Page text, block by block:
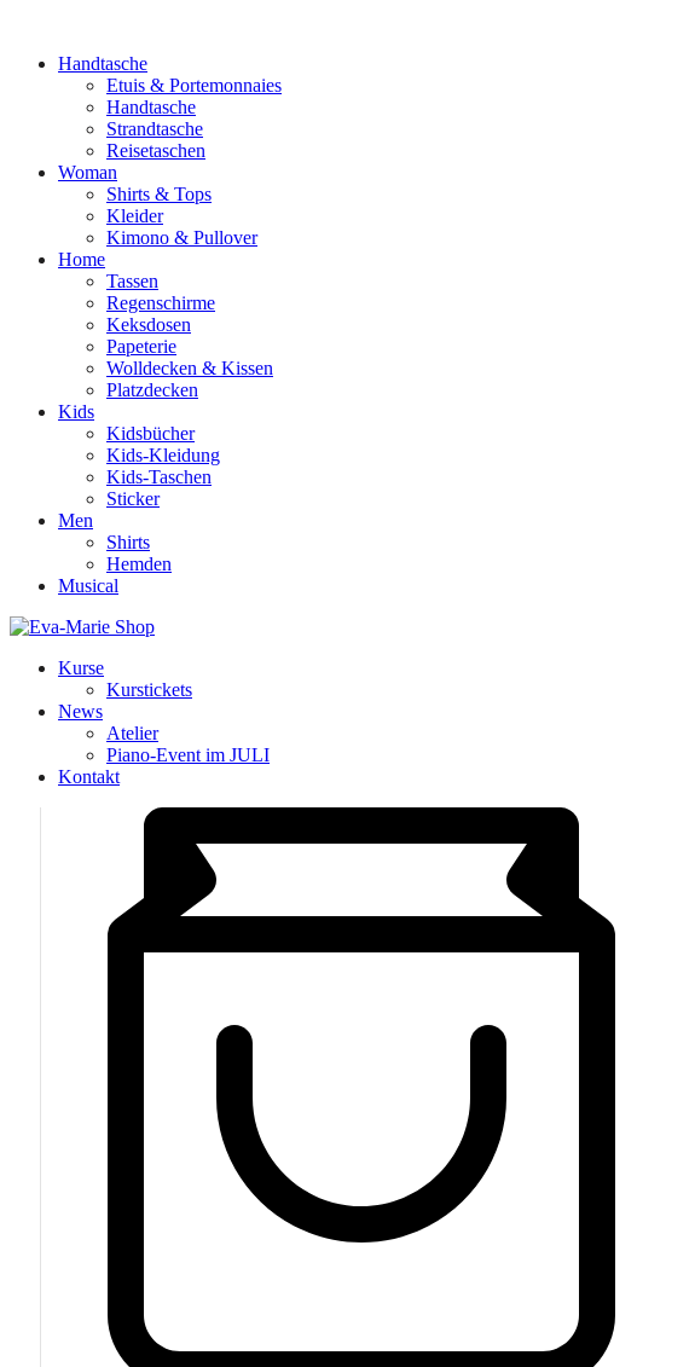
Handtasche
Etuis & Portemonnaies
Handtasche
Strandtasche
Reisetaschen
Woman
Shirts & Tops
Kleider
Kimono & Pullover
Home
Tassen
Regenschirme
Keksdosen
Papeterie
Wolldecken & Kissen
Platzdecken
Kids
Kidsbücher
Kids-Kleidung
Kids-Taschen
Sticker
Men
Shirts
Hemden
Musical
Kurse
Kurstickets
News
Atelier
Piano-Event im JULI
Kontakt